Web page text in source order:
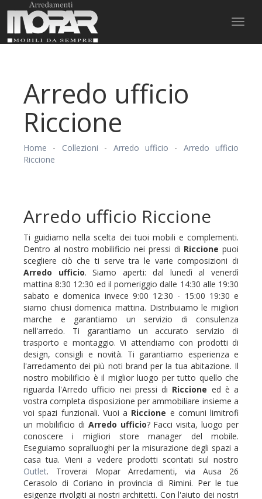
Arredo ufficio
Riccione
Home - Collezioni - Arredo ufficio - Arredo ufficio
Riccione
Arredo ufficio Riccione
Ti guidiamo nella scelta dei tuoi mobili e complementi.
Dentro al nostro mobilificio nei pressi di Riccione puoi
scegliere ciò che ti serve tra le varie composizioni di
Arredo ufficio. Siamo aperti: dal lunedì al venerdì
mattina 8:30 12:30 ed il pomeriggio dalle 14:30 alle 19:30
sabato e domenica invece 9:00 12:30 - 15:00 19:30 e
siamo chiusi domenica mattina. Distribuiamo le migliori
marche e garantiamo un servizio di consulenza
nell'arredo. Ti garantiamo un accurato servizio di
trasporto e montaggio. Vi attendiamo con prodotti di
design, consigli e novità. Ti garantiamo esperienza e
l'arredamento dei più noti brand per la tua abitazione. Il
nostro mobilificio è il miglior luogo per tutto quello che
riguarda l'Arredo ufficio nei pressi di Riccione ed è a
vostra completa disposizione per ammobiliare insieme a
voi spazi funzionali. Vuoi a Riccione e comuni limitrofi
un mobilificio di Arredo ufficio? Facci visita, luogo per
conoscere i migliori store manager del mobile.
Eseguiamo sopralluoghi per la misurazione degli spazi a
casa tua. Vieni a vedere prodotti scontati sul nostro
Outlet. Troverai Mopar Arredamenti, via Ausa 26
Cerasolo di Coriano in provincia di Rimini. Per le tue
esigenze rivolgiti ai nostri architetti. Con l'aiuto dei nostri